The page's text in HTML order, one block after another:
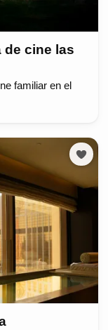
de cine las
familiar en el